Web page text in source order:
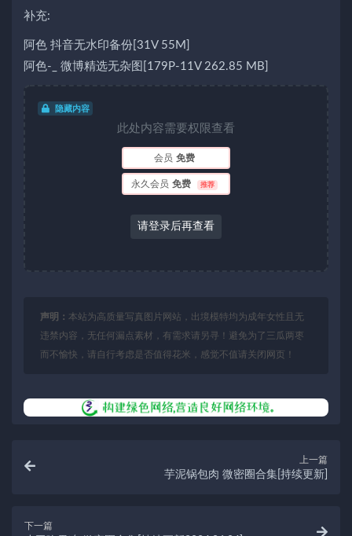
补充:
阿色 抖音无水印备份[31V 55M]
阿色-_ 微博精选无杂图[179P-11V 262.85 MB]
隐藏内容
此处内容需要权限查看
会员 免费
永久会员 免费 推荐
请登录后再查看
声明： 本站为高质量写真图片网站，出境模特均为成年女性且无
违禁内容，无任何漏点素材，有需求请另寻！避免为了三瓜两枣
而不愉快，请自行考虑是否值得花米，感觉不值请关闭网页！
上一篇
芋泥锅包肉 微密圈合集[持续更新]
下一篇